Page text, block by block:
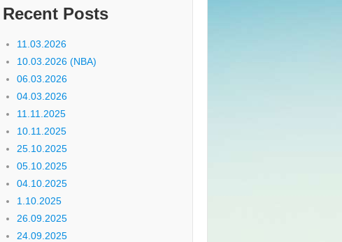
Recent Posts
11.03.2026
10.03.2026 (NBA)
06.03.2026
04.03.2026
11.11.2025
10.11.2025
25.10.2025
05.10.2025
04.10.2025
1.10.2025
26.09.2025
24.09.2025